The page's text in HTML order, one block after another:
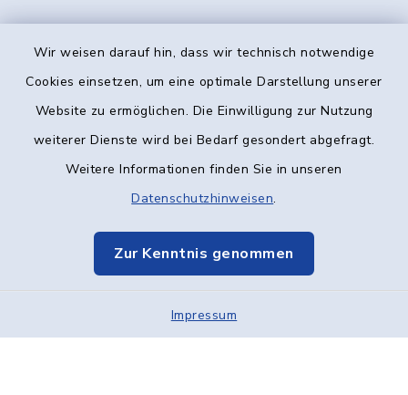
Wir weisen darauf hin, dass wir technisch notwendige
Cookies einsetzen, um eine optimale Darstellung unserer
Website zu ermöglichen. Die Einwilligung zur Nutzung
weiterer Dienste wird bei Bedarf gesondert abgefragt.
Weitere Informationen finden Sie in unseren
Datenschutzhinweisen.
Zur Kenntnis genommen
Impressum
Kontakt
Datenschutz
Elektronische Kommunikation
Sitemap